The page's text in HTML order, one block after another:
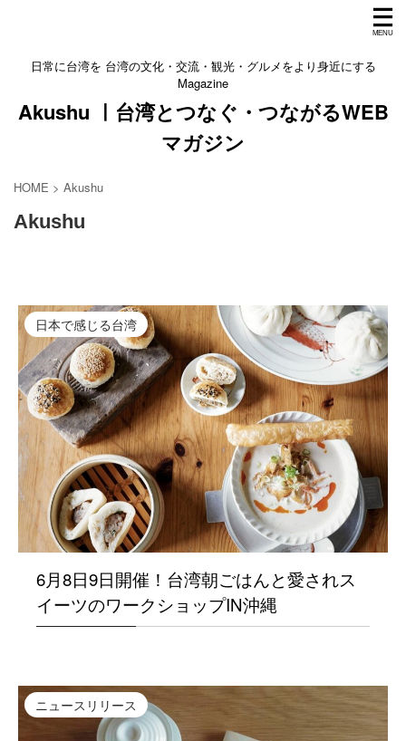
日常に台湾を 台湾の文化・交流・観光・グルメをより身近にする
Magazine
Akushu ㅣ台湾とつなぐ・つながるWEB
マガジン
HOME > Akushu
Akushu
日本で感じる台湾
6月8日9日開催！台湾朝ごはんと愛されス
イーツのワークショップIN沖縄
ニュースリリース